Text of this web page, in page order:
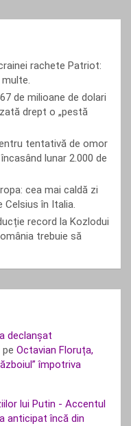
rachete Patriot:
de milioane de dolari
drept o „pestă
tentativă de omor
lunar 2.000 de
cea mai caldă zi
Celsius în Italia.
record la Kozlodui
trebuie să
declanșat
pe Octavian Floruța,
împotriva
lui Putin - Accentul
anticipat încă din